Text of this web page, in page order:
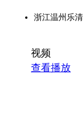
浙江温州乐
视频
查看播放